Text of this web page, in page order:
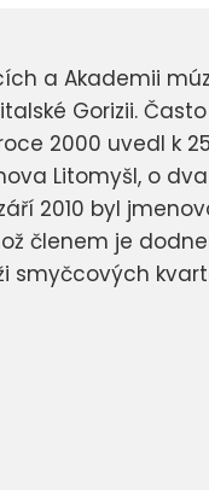
a Akademii
Gorizii.
2000 uvedl k
Litomyšl, o
2010 byl
členem je